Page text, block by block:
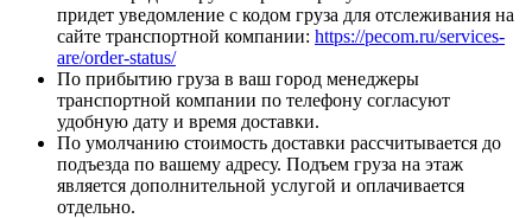
придет уведомление с кодом груза для отслеживания на
сайте транспортной компании: https://pecom.ru/services-
are/order-status/
По прибытию груза в ваш город менеджеры
транспортной компании по телефону согласуют
удобную дату и время доставки.
По умолчанию стоимость доставки рассчитывается до
подъезда по вашему адресу. Подъем груза на этаж
является дополнительной услугой и оплачивается
отдельно.